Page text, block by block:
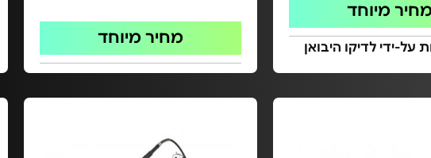
מחיר מיוחד
על-ידי לדיקו היבואן
מחיר מיוחד